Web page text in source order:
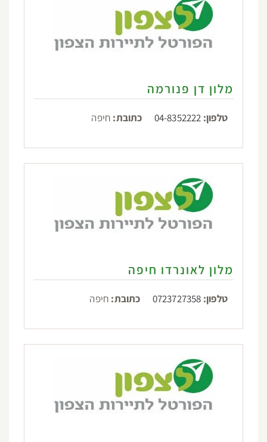
מלון דן פנורמה
טלפון: 04-8352222 כתובת: חיפה
מלון לאונרדו חיפה
טלפון: 0723727358 כתובת: חיפה